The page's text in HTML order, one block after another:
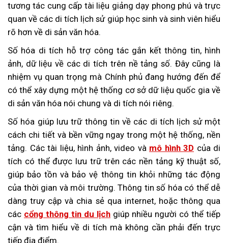
tương tác cung cấp tài liệu giảng dạy phong phú và trực
quan về các di tích lịch sử giúp học sinh và sinh viên hiểu
rõ hơn về di sản văn hóa.
Số hóa di tích hỗ trợ công tác gắn kết thông tin, hình
ảnh, dữ liệu về các di tích trên nề tảng số. Đây cũng là
nhiệm vụ quan trọng mà Chính phủ đang hướng đến để
có thể xây dựng một hệ thống cơ sở dữ liệu quốc gia về
di sản văn hóa nói chung và di tích nói riêng.
Số hóa giúp lưu trữ thông tin về các di tích lịch sử một
cách chi tiết và bền vững ngay trong một hệ thống, nền
tảng. Các tài liệu, hình ảnh, video và mô hình 3D của di
tích có thể được lưu trữ trên các nền tảng kỹ thuật số,
giúp bảo tồn và bảo vệ thông tin khỏi những tác động
của thời gian và môi trường. Thông tin số hóa có thể dễ
dàng truy cập và chia sẻ qua internet, hoặc thông qua
các cổng thông tin du lịch giúp nhiều người có thể tiếp
cận và tìm hiểu về di tích mà không cần phải đến trực
tiếp địa điểm.